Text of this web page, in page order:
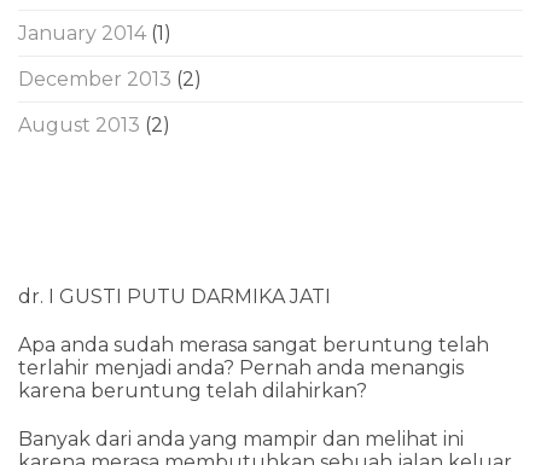
January 2014(1)
December 2013 (2)
August 2013 (2)
dr. I GUSTI PUTU DARMIKA JATI
Apa anda sudah merasa sangat beruntung telah
terlahir menjadi anda? Pernah anda menangis
karena beruntung telah dilahirkan?
Banyak dari anda yang mampir dan melihat ini